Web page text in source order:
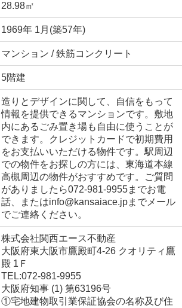
28.98㎡
1969年 1月(築57年)
マンション / 鉄筋コンクリート
5階建
造りとデザインに関して、自信をもって
情報を提供できるマンションです。敷地
内にあるごみ置き場も自由に使うことが
できます。クレジットカードで初期費用
をお支払いいただける物件です。駅周辺
での物件をお探しの方には、東海道本線
高槻周辺の物件がおすすめです。ご質問
がありましたら072-981-9955までお電
話、またはinfo@kansaiace.jpまでメール
でご連絡ください。
株式会社関西エース不動産
大阪府東大阪市鷹殿町4-26 クオリティ鷹
殿 1Ｆ
TEL:072-981-9955
大阪府知事 (1) 第63196号
①宅地建物取引業保証協会の名称及び住